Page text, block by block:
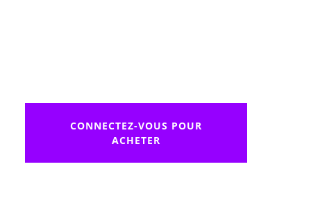
CONNECTEZ-VOUS POUR
ACHETER